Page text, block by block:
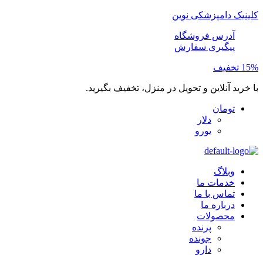
کلینیک دامپزشکی نوین
آدرس فروشگاه
پیگیری سفارش
15% تخفیف
با خرید آنلاین و تحویل در منزل، تخفیف بگیرید.
تومان
دلار
یورو
وبلاگ
خدمات ما
تماس با ما
درباره ما
محصولات
پرنده
جونده
دارو